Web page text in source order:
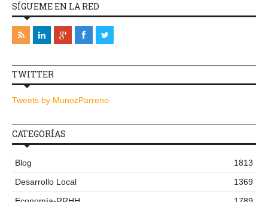
SÍGUEME EN LA RED
TWITTER
Tweets by MunozParreno
CATEGORÍAS
Blog
1813
Desarrollo Local
1369